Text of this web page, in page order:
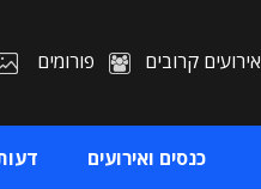
אירועים קרובים פורומים
כנסים ואירועים